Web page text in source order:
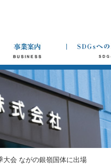
大会 ながの銀嶺国体に出場